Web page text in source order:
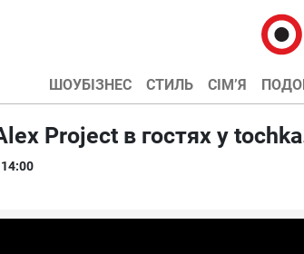
ШОУБІЗНЕС СТИЛЬ СІМ’Я
Project в гостях у